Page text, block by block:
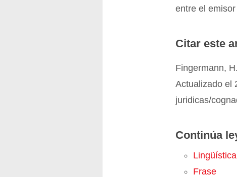
entre el
Citar este
Fingermann,
Actualizado el
juridicas/
Continúa
Lingüística
Frase